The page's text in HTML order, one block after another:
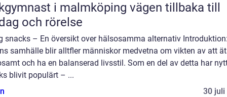
i malmköping vägen tillbaka till
och rörelse
snacks – En översikt over hälsosamma alternativ
samhälle blir alltfler människor medvetna om vikten av att
och ha en balanserad livsstil. Som en del av detta har
blivit populärt – ...
30 juli